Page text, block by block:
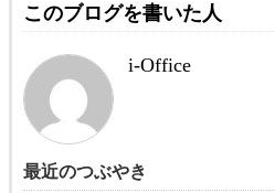
このブログを書いた人
i-Office
最近のつぶやき